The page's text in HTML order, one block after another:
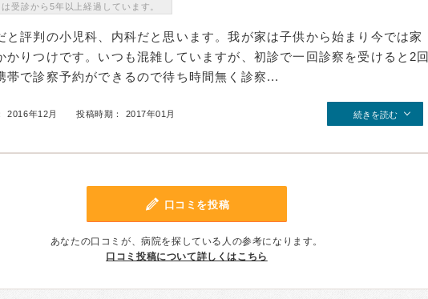
は受診から5年以上経過しています。
と評判の小児科、内科だと思います。我が家は子供から始まり今では家
かりつけです。いつも混雑していますが、初診で一回診察を受けると2回
帯で診察予約ができるので待ち時間無く診察...
2016年12月 投稿時期： 2017年01月 続きを読む
口コミを投稿
あなたの口コミが、病院を探している人の参考になります。
口コミ投稿について詳しくはこちら